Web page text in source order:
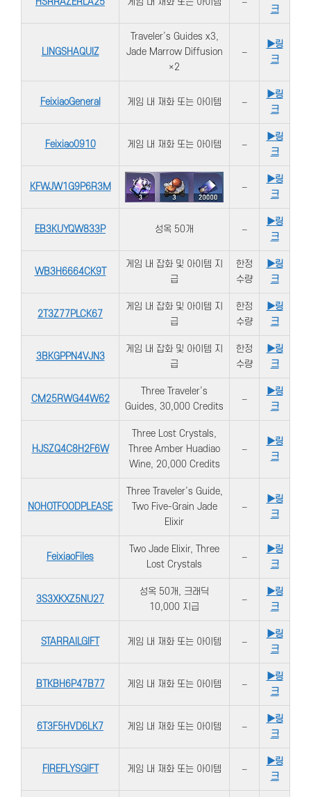
크
LINGSHAQUIZ
Traveler’s Guides x3,
Jade Marrow Diffusion
×2
–
▶링
크
FeixiaoGeneral 게임 내 재화 또는 아이템 –
▶링
크
Feixiao0910 게임 내 재화 또는 아이템 –
▶링
크
KFWJW1G9P6R3M –
▶링
크
EB3KUYQW833P 성옥 50개 –
▶링
크
WB3H6664CK9T
게임 내 잡화 및 아이템 지
급
한정
수량
▶링
크
2T3Z77PLCK67
게임 내 잡화 및 아이템 지
급
한정
수량
▶링
크
3BKGPPN4VJN3
게임 내 잡화 및 아이템 지
급
한정
수량
▶링
크
CM25RWG44W62
Three Traveler’s
Guides, 30,000 Credits
–
▶링
크
HJSZQ4C8H2F6W
Three Lost Crystals,
Three Amber Huadiao
Wine, 20,000 Credits
–
▶링
크
NOHOTFOODPLEASE
Three Traveler’s Guide,
Two Five-Grain Jade
Elixir
–
▶링
크
FeixiaoFiles
Two Jade Elixir, Three
Lost Crystals
–
▶링
크
3S3XKXZ5NU27
성옥 50개, 크래딕
10,000 지급
–
▶링
크
STARRAILGIFT 게임 내 재화 또는 아이템 –
▶링
크
BTKBH6P47B77 게임 내 재화 또는 아이템 –
▶링
크
6T3F5HVD6LK7 게임 내 재화 또는 아이템 –
▶링
크
FIREFLYSGIFT 게임 내 재화 또는 아이템 –
▶링
크